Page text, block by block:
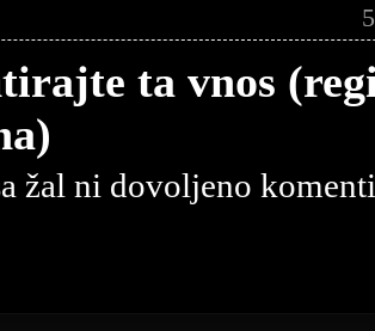
ta vnos
žal ni dovoljeno